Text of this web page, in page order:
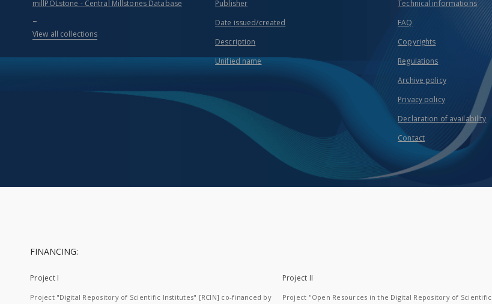
millPOLstone - Central Millstones Database
...
View all collections
Publisher
Date issued/created
Description
Unified name
Technical informations
FAQ
Copyrights
Regulations
Archive policy
Privacy policy
Declaration of availability
Contact
FINANCING:
Project I
Project "Digital Repository of Scientific Institutes" [RCIN] co-financed by
Project II
Project "Open Resources in the Digital Repository of Scientific